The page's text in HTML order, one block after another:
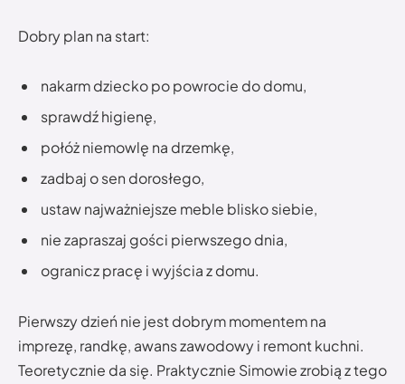
Dobry plan na start:
nakarm dziecko po powrocie do domu,
sprawdź higienę,
połóż niemowlę na drzemkę,
zadbaj o sen dorosłego,
ustaw najważniejsze meble blisko siebie,
nie zapraszaj gości pierwszego dnia,
ogranicz pracę i wyjścia z domu.
Pierwszy dzień nie jest dobrym momentem na
imprezę, randkę, awans zawodowy i remont kuchni.
Teoretycznie da się. Praktycznie Simowie zrobią z tego